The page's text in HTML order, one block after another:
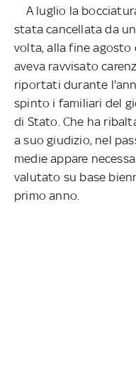
A luglio la
stata cancellata da
volta, alla fine agosto
aveva ravvisato
riportati durante
spinto i familiari del
di Stato. Che ha
a suo giudizio, nel
medie appare
valutato su base
primo anno.